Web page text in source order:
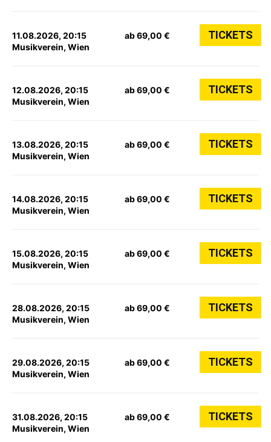
11.08.2026, 20:15
Musikverein, Wien
ab 69,00 € TICKETS
12.08.2026, 20:15
Musikverein, Wien
ab 69,00 € TICKETS
13.08.2026, 20:15
Musikverein, Wien
ab 69,00 € TICKETS
14.08.2026, 20:15
Musikverein, Wien
ab 69,00 € TICKETS
15.08.2026, 20:15
Musikverein, Wien
ab 69,00 € TICKETS
28.08.2026, 20:15
Musikverein, Wien
ab 69,00 € TICKETS
29.08.2026, 20:15
Musikverein, Wien
ab 69,00 € TICKETS
31.08.2026, 20:15
Musikverein, Wien
ab 69,00 € TICKETS